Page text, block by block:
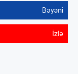
Bəyəni
İzlə